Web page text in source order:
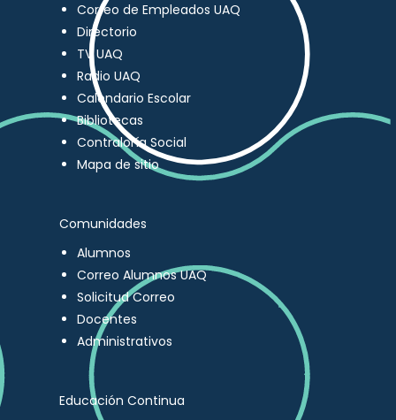
Correo de Empleados UAQ
Directorio
TV UAQ
Radio UAQ
Calendario Escolar
Bibliotecas
Contraloría Social
Mapa de sitio
Comunidades
Alumnos
Correo Alumnos UAQ
Solicitud Correo
Docentes
Administrativos
Educación Continua